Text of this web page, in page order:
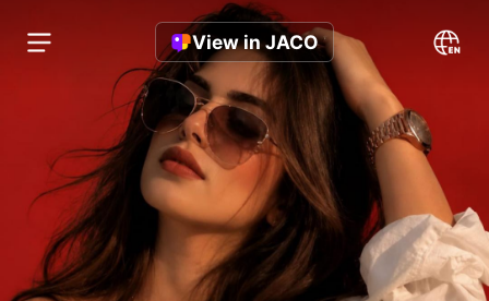
View in JACO